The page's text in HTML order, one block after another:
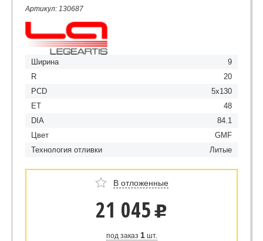
Артикул: 130687
Ширина
9
R
20
PCD
5x130
ET
48
DIA
84.1
Цвет
GMF
Технология отливки
Литые
В отложенные
21 045 u
под заказ 1шт.